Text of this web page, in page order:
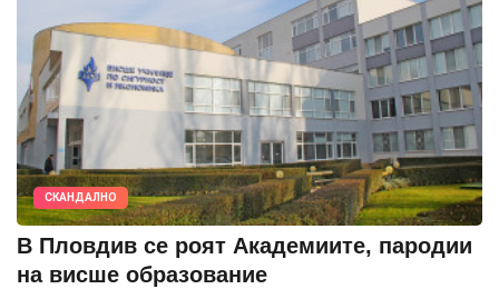
СКАНДАЛНО
В Пловдив се роят Академиите, пародии
на висше образование